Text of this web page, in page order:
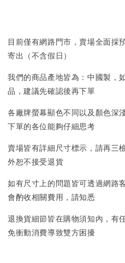
目前僅有網路門市，賣場全面採
寄出（不含假日）
我們的商品產地皆為：中國製，
品，建議先確認後再下單
各廠牌螢幕顯色不同以及顏色深
下單的各位能夠仔細思考
賣場皆有詳細尺寸標示，請再三
外恕不接受退貨
如有尺寸上的問題皆可透過網路
會酌收相關費用，請知悉
退換貨細節皆在購物須知內，有
免衝動消費導致雙方困擾